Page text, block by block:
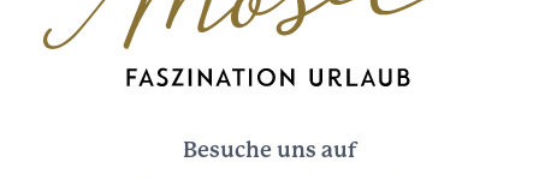
Besuche uns auf